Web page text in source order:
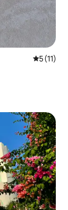
5 av 5 i
5 (11)